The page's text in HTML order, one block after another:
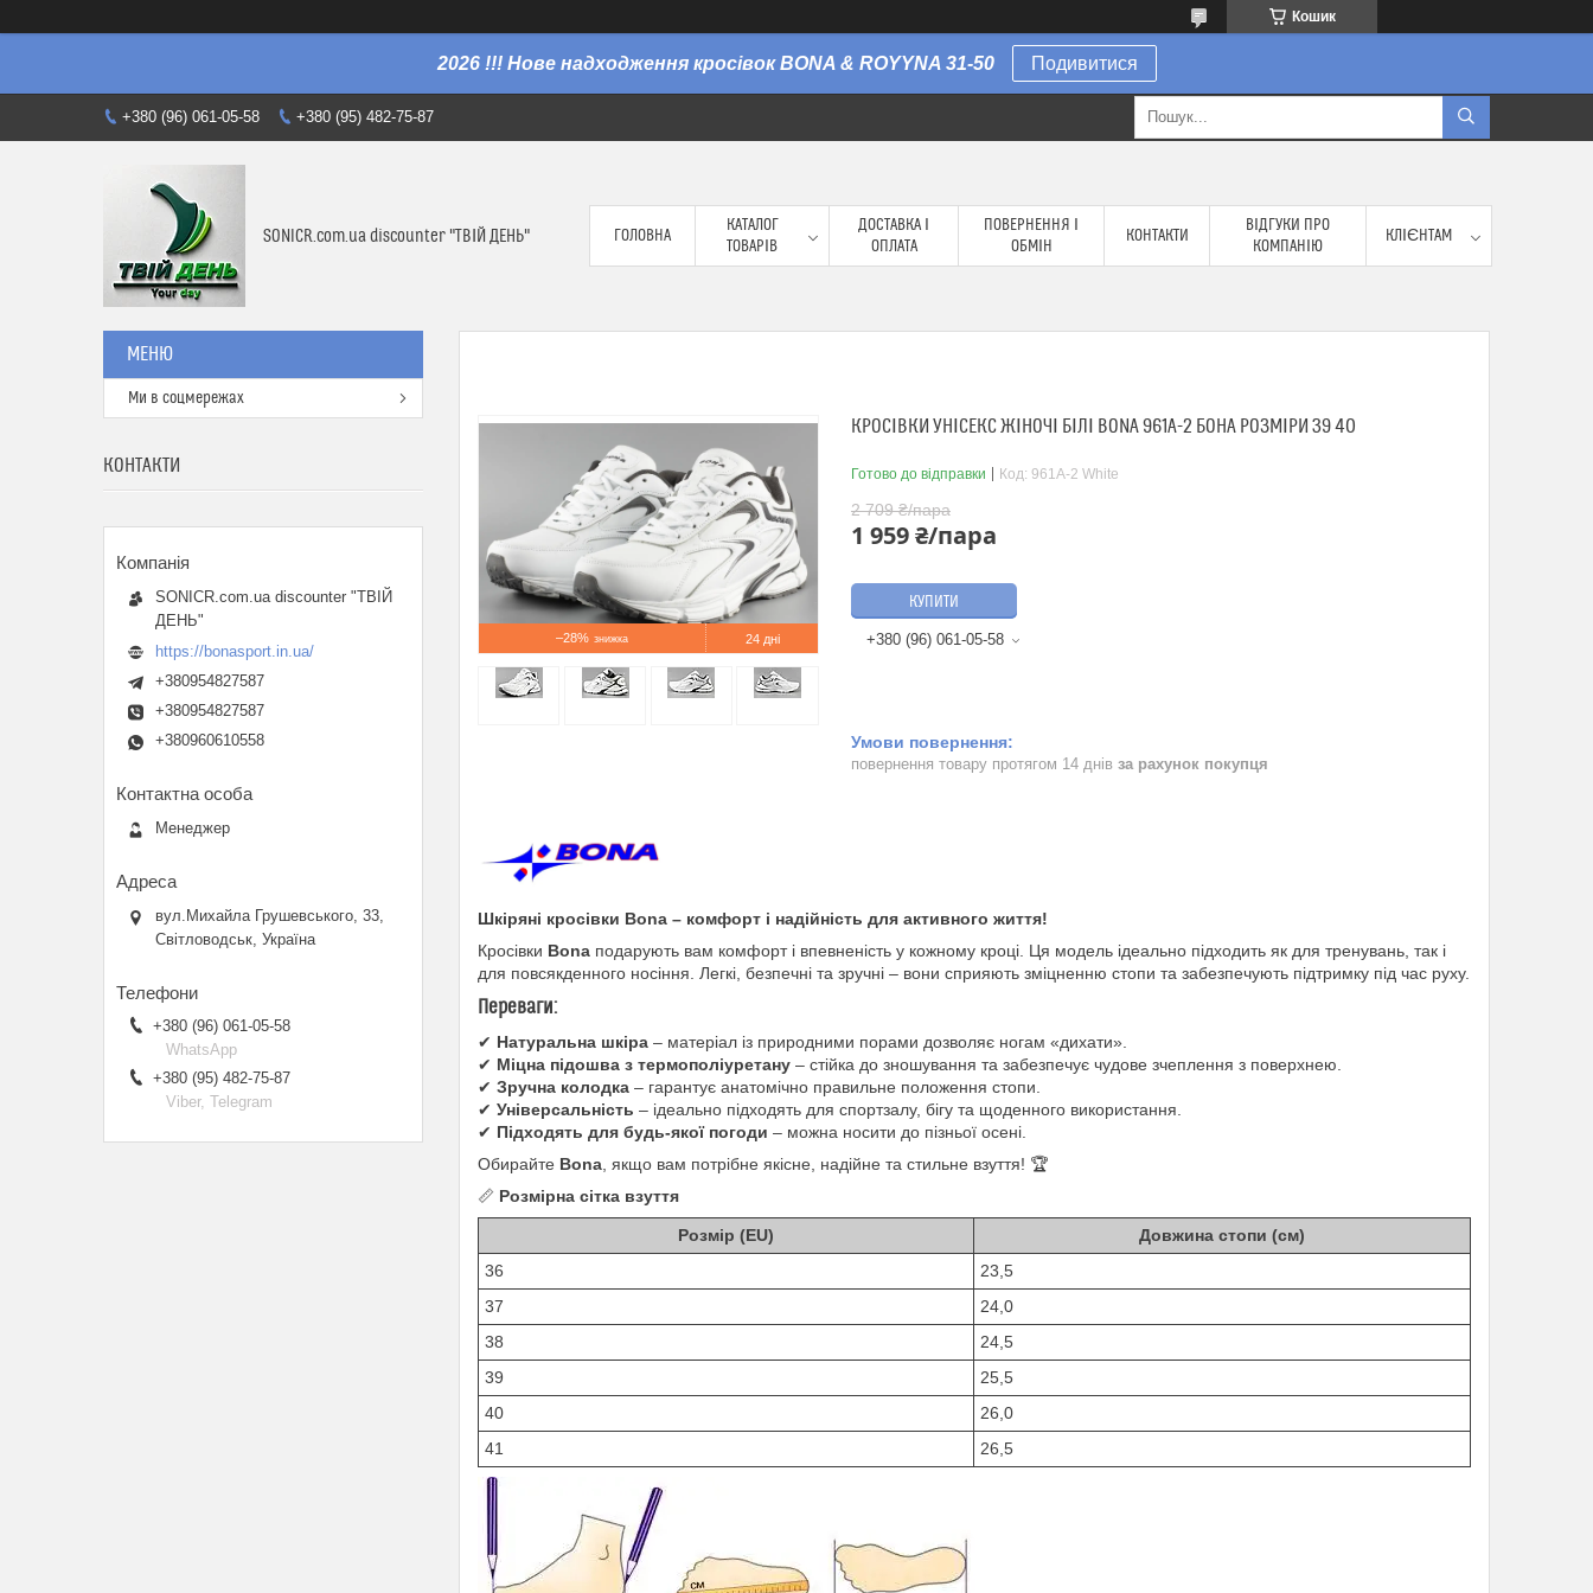
Кошик
2026 !!! Нове надходження кросівок BONA & ROYYNA 31-50 Подивитися
+380 (96) 061-05-58 +380 (95) 482-75-87
SONICR.com.ua discounter "ТВІЙ ДЕНЬ" ГОЛОВНА
КАТАЛОГ
ТОВАРІВ
ДОСТАВКА І
ОПЛАТА
ПОВЕРНЕННЯ І
ОБМІН
КОНТАКТИ
ВІДГУКИ ПРО
КОМПАНІЮ
КЛІЄНТАМ
–28% 24 дні
КРОСІВКИ УНІСЕКС ЖІНОЧІ БІЛІ BONA 961A-2 БОНА РОЗМІРИ 39 40
Готово до відправки Код: 961A-2 White
2 709 ₴/пара
1 959 ₴/пара
КУПИТИ
+380 (96) 061-05-58
повернення товару протягом 14 днів за рахунок покупця
Шкіряні кросівки Bona – комфорт і надійність для активного життя!
Кросівки Bona подарують вам комфорт і впевненість у кожному кроці. Ця модель ідеально підходить як для тренувань, так і
для повсякденного носіння. Легкі, безпечні та зручні – вони сприяють зміцненню стопи та забезпечують підтримку під час руху.
Переваги:
✔ Натуральна шкіра – матеріал із природними порами дозволяє ногам «дихати».
✔ Міцна підошва з термополіуретану – стійка до зношування та забезпечує чудове зчеплення з поверхнею.
✔ Зручна колодка – гарантує анатомічно правильне положення стопи.
✔ Універсальність – ідеально підходять для спортзалу, бігу та щоденного використання.
✔ Підходять для будь-якої погоди – можна носити до пізньої осені.
Обирайте Bona , якщо вам потрібне якісне, надійне та стильне взуття! 🏆
📏 Розмірна сітка взуття
Розмір (EU)
Довжина стопи (см)
36
23,5
37
24,0
38
24,5
39
25,5
40
26,0
41
26,5
Ми в соцмережах
КОНТАКТИ
SONICR.com.ua discounter "ТВІЙ
ДЕНЬ"
https://bonasport.in.ua/
+380954827587
+380954827587
+380960610558
Менеджер
вул.Михайла Грушевського, 33,
Світловодськ, Україна
+380 (96) 061-05-58
WhatsApp
+380 (95) 482-75-87
Viber, Telegram